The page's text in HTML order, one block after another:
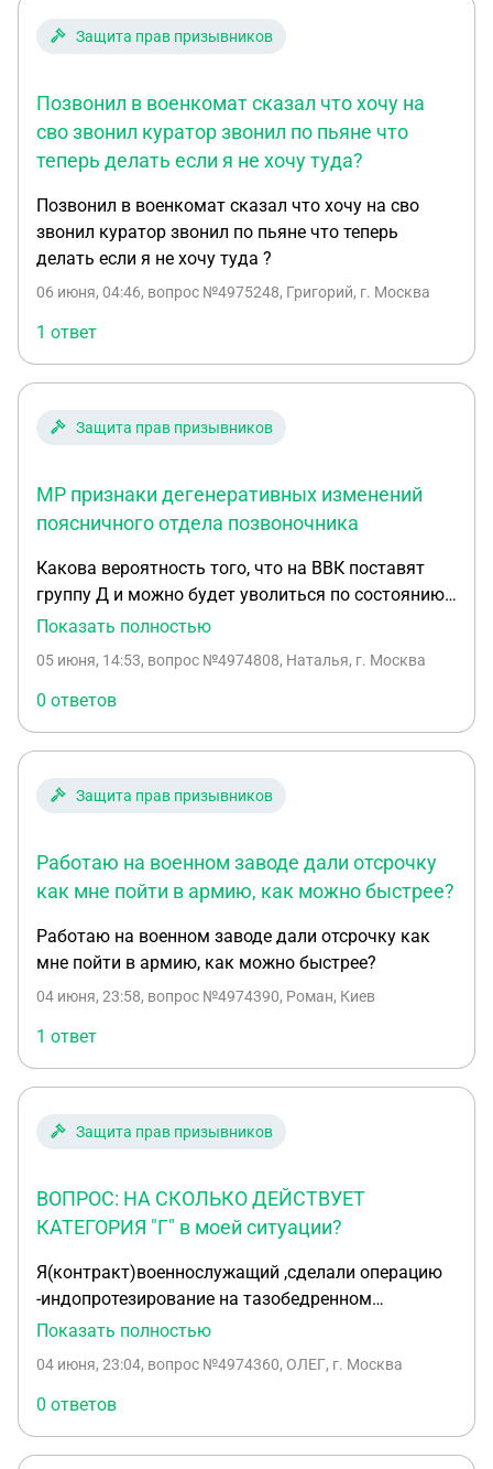
рубец верхней губы слева. Деформация крыльев
носа, искривление носовой перегородки, что
чистые, сухие, физиологической окраски.
Открывание рта свободное, безболезненное. В
преддверии полости рта отмечается дефект
слизистая чистая, влажная физиологической
окраски, отмечается послеоперационный рубец
твердого и мягкого неба, дефект язычка.
Слизистая полости рта чистая, влажная,
установлен аппарат Марко Роса. Рекомендании:
Ежемесячное наблюдение и лечение у врача ЧЛ
1. Коррекция кончика носа, перегородки носа. 2.
отростка). 3. Остеопластика альвеолярного
отростка слева (после ортодонтического лечения)
дана для предьявление по месту требования.
Защита прав призывников
Позвонил в военкомат сказал что хочу на
сво звонил куратор звонил по пьяне что
теперь делать если я не хочу туда?
Позвонил в военкомат сказал что хочу на сво
звонил куратор звонил по пьяне что теперь
делать если я не хочу туда ?
06 июня, 04:46, вопрос №4975248, Григорий, г. Москва
1 ответ
Защита прав призывников
МР признаки дегенеративных изменений
поясничного отдела позвоночника
Какова вероятность того, что на ВВК поставят
группу Д и можно будет уволиться по состоянию
здоровья? Девушка 28 лет Диагнозы:
цервико—тораполюмбалгия МР признаки
дегенеративных изменений шейного отдела
позвоночника. Заднесрединная протрузия
межпозвонкового диска в сегменте C5-6. МР
отдела позвоночника. Признаки неагрессивной
дегенеративных изменений поясничного отдела
позвоночника. Правосторонняя задняя
межпозвонкового диска в сегменте L5-S1. И с
коленями проблемы, разорваны мениски, киста
Бейкера , артроз и остеохондроз
Показать полностью
05 июня, 14:53, вопрос №4974808, Наталья, г. Москва
0 ответов
Защита прав призывников
Работаю на военном заводе дали отсрочку
как мне пойти в армию, как можно быстрее?
Работаю на военном заводе дали отсрочку как
мне пойти в армию, как можно быстрее?
04 июня, 23:58, вопрос №4974390, Роман, Киев
1 ответ
Защита прав призывников
ВОПРОС: НА СКОЛЬКО ДЕЙСТВУЕТ
КАТЕГОРИЯ "Г" в моей ситуации?
Я(контракт)военнослужащий ,сделали операцию
-индопротезирование на тазобедренном
суставе,поставили категорию "Г" (дали отпуск 60
(правую) ногу - индопротезирование
тазобедренного сустава . ВОПРОС : НА СКОЛЬКО
ДЕЙСТВУЕТ КАТЕГОРИЯ "Г" в моей ситуации ?
Показать полностью
04 июня, 23:04, вопрос №4974360, ОЛЕГ, г. Москва
0 ответов